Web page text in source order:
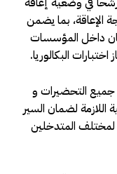
الإعاقة، بما يضمن
داخل المؤسسات
البكالوريا.
جميع التحضيرات و
اللازمة لضمان السير
لمختلف المتدخلين